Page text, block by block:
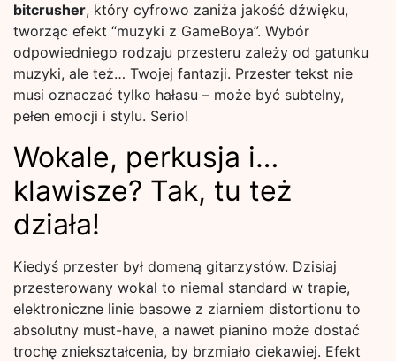
bitcrusher, który cyfrowo zaniża jakość dźwięku,
tworząc efekt “muzyki z GameBoya”. Wybór
odpowiedniego rodzaju przesteru zależy od gatunku
muzyki, ale też… Twojej fantazji. Przester tekst nie
musi oznaczać tylko hałasu – może być subtelny,
pełen emocji i stylu. Serio!
Wokale, perkusja i…
klawisze? Tak, tu też
działa!
Kiedyś przester był domeną gitarzystów. Dzisiaj
przesterowany wokal to niemal standard w trapie,
elektroniczne linie basowe z ziarniem distortionu to
absolutny must-have, a nawet pianino może dostać
trochę zniekształcenia, by brzmiało ciekawiej. Efekt